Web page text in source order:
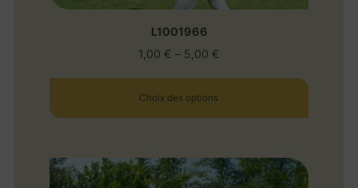
L1001966
1,00 € – 5,00 €
Choix des options